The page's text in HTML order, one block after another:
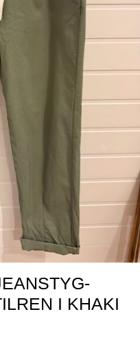
I KHAKI